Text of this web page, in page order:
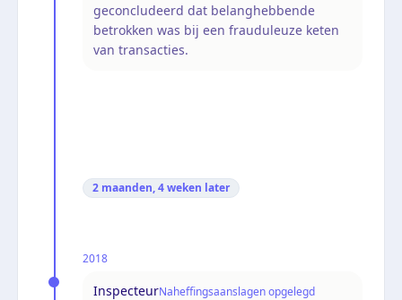
geconcludeerd dat belanghebbende
betrokken was bij een frauduleuze keten
van transacties.
2 maanden, 4 weken later
2018
InspecteurNaheffingsaanslagen opgelegd